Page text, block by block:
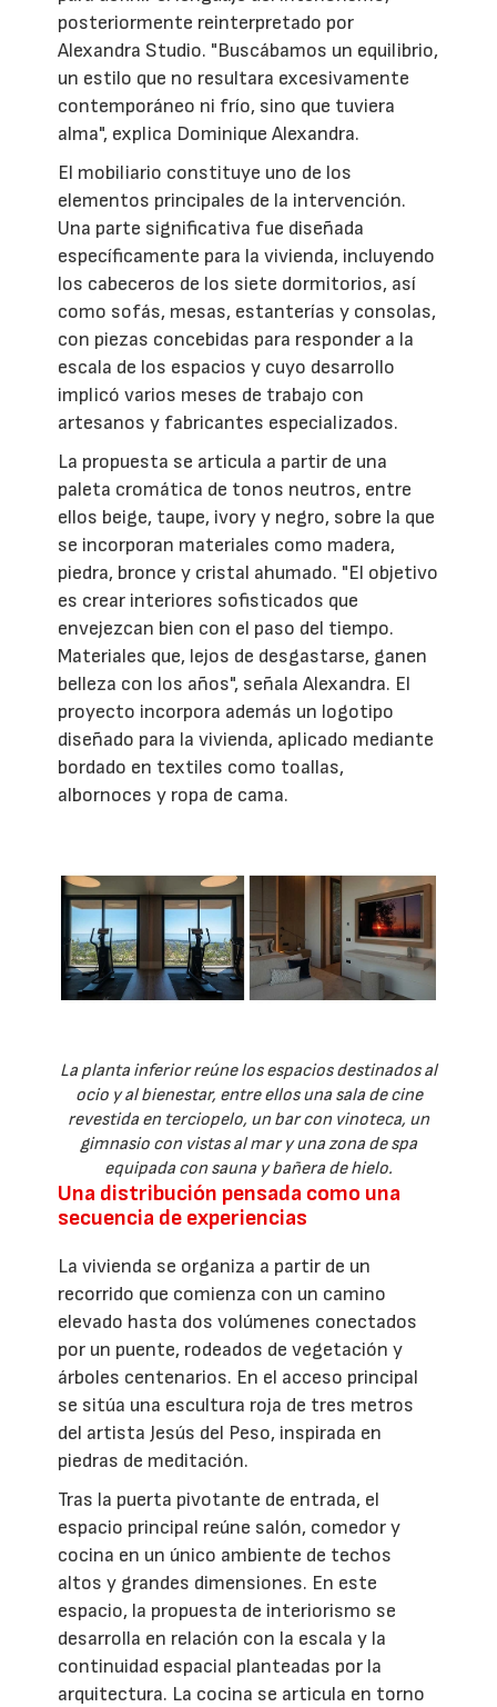
posteriormente reinterpretado por
Alexandra Studio. "Buscábamos un equilibrio,
un estilo que no resultara excesivamente
contemporáneo ni frío, sino que tuviera
alma", explica Dominique Alexandra.
El mobiliario constituye uno de los
elementos principales de la intervención.
Una parte significativa fue diseñada
específicamente para la vivienda, incluyendo
los cabeceros de los siete dormitorios, así
como sofás, mesas, estanterías y consolas,
con piezas concebidas para responder a la
escala de los espacios y cuyo desarrollo
implicó varios meses de trabajo con
artesanos y fabricantes especializados.
La propuesta se articula a partir de una
paleta cromática de tonos neutros, entre
ellos beige, taupe, ivory y negro, sobre la que
se incorporan materiales como madera,
piedra, bronce y cristal ahumado. "El objetivo
es crear interiores sofisticados que
envejezcan bien con el paso del tiempo.
Materiales que, lejos de desgastarse, ganen
belleza con los años", señala Alexandra. El
proyecto incorpora además un logotipo
diseñado para la vivienda, aplicado mediante
bordado en textiles como toallas,
albornoces y ropa de cama.
La planta inferior reúne los espacios destinados al
ocio y al bienestar, entre ellos una sala de cine
revestida en terciopelo, un bar con vinoteca, un
gimnasio con vistas al mar y una zona de spa
equipada con sauna y bañera de hielo.
Una distribución pensada como una
secuencia de experiencias
La vivienda se organiza a partir de un
recorrido que comienza con un camino
elevado hasta dos volúmenes conectados
por un puente, rodeados de vegetación y
árboles centenarios. En el acceso principal
se sitúa una escultura roja de tres metros
del artista Jesús del Peso, inspirada en
piedras de meditación.
Tras la puerta pivotante de entrada, el
espacio principal reúne salón, comedor y
cocina en un único ambiente de techos
altos y grandes dimensiones. En este
espacio, la propuesta de interiorismo se
desarrolla en relación con la escala y la
continuidad espacial planteadas por la
arquitectura. La cocina se articula en torno